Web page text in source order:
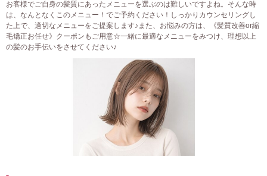
お客様でご自身の髪質にあったメニューを選ぶのは難しいですよね。そんな時
は、なんとなくこのメニュー！でご予約ください！しっかりカウンセリングし
た上で、適切なメニューをご提案します♪また、お悩みの方は、《髪質改善or縮
毛矯正お任せ》クーポンもご用意☆一緒に最適なメニューをみつけ、理想以上
の髪のお手伝いをさせてください♪